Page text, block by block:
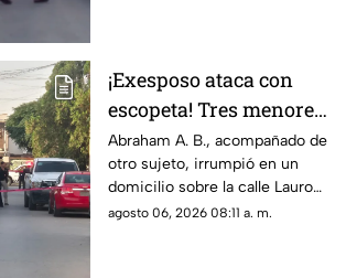
familiar.
¡Exesposo ataca con
escopeta! Tres menores
y una pareja resultan
gravemente heridos en
Ciudad Juárez
Abraham A. B., acompañado de
otro sujeto, irrumpió en un
domicilio sobre la calle Lauro
de Uranga; paramédicos
agosto 06, 2026 08:11 a. m.